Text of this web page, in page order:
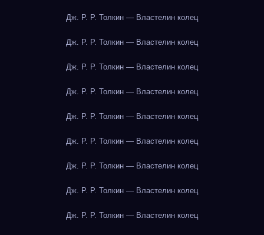
Дж. Р. Р. Толкин — Властелин колец
Дж. Р. Р. Толкин — Властелин колец
Дж. Р. Р. Толкин — Властелин колец
Дж. Р. Р. Толкин — Властелин колец
Дж. Р. Р. Толкин — Властелин колец
Дж. Р. Р. Толкин — Властелин колец
Дж. Р. Р. Толкин — Властелин колец
Дж. Р. Р. Толкин — Властелин колец
Дж. Р. Р. Толкин — Властелин колец